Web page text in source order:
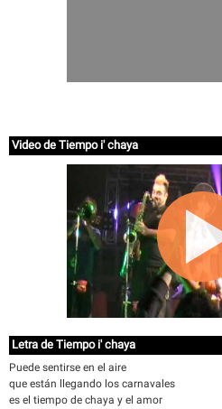
Video de Tiempo i' chaya
Letra de Tiempo i' chaya
Puede sentirse en el aire
que están llegando los carnavales
es el tiempo de chaya y el amor